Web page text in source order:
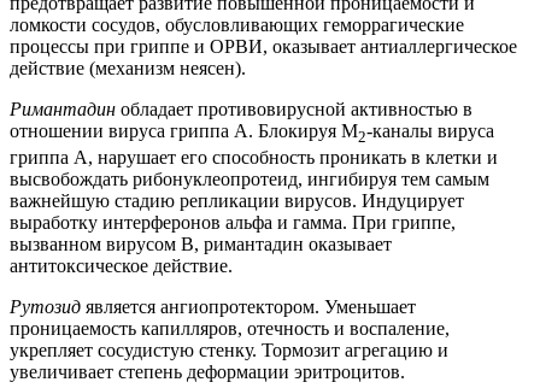
ломкости сосудов, обусловливающих геморрагические
процессы при гриппе и ОРВИ, оказывает антиаллергическое
действие (механизм неясен).
Римантадин обладает противовирусной активностью в
отношении вируса гриппа A. Блокируя М2-каналы вируса
гриппа А, нарушает его способность проникать в клетки и
высвобождать рибонуклеопротеид, ингибируя тем самым
важнейшую стадию репликации вирусов. Индуцирует
выработку интерферонов альфа и гамма. При гриппе,
вызванном вирусом В, римантадин оказывает
антитоксическое действие.
Рутозид является ангиопротектором. Уменьшает
проницаемость капилляров, отечность и воспаление,
укрепляет сосудистую стенку. Тормозит агрегацию и
увеличивает степень деформации эритроцитов.